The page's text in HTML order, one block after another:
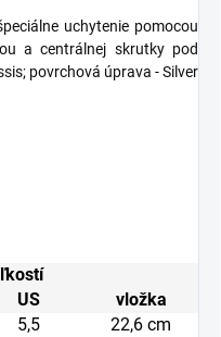
uchytenie pomocou
a centrálnej skrutky pod
povrchová úprava - Silver
US
vložka
5,5
22,6 cm